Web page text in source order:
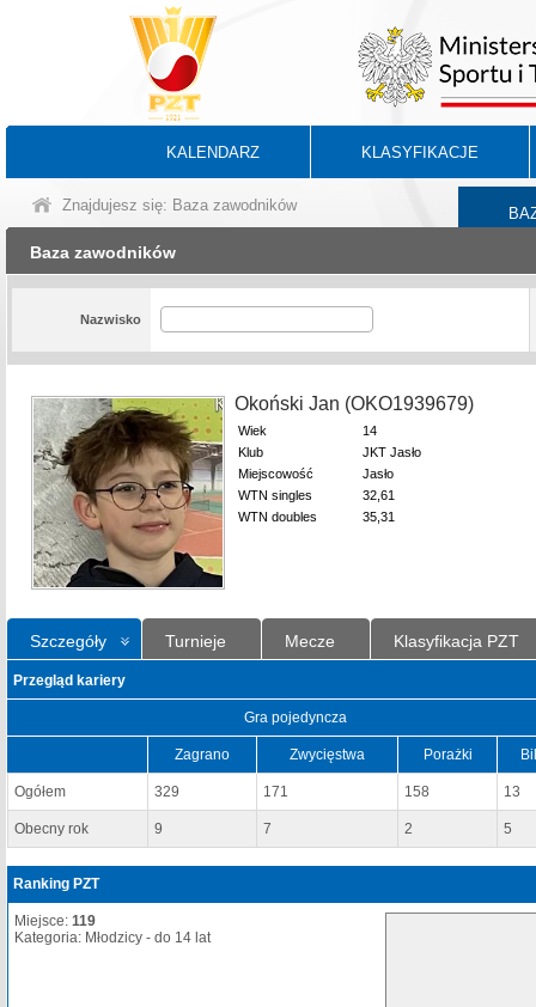
KALENDARZ KLASYFIKACJE
Znajdujesz się: Baza zawodników
Baza zawodników
Nazwisko
Okoński Jan (OKO1939679)
Wiek
14
Klub
JKT Jasło
Miejscowość
Jasło
WTN singles
32,61
WTN doubles
35,31
Szczegóły Turnieje Mecze Klasyfikacja PZT
Przegląd kariery
Gra pojedyncza
Zagrano Zwycięstwa Porażki
Ogółem 329 171 158 13
Obecny rok 9 7 2 5
Ranking PZT
Miejsce: 119
Kategoria: Młodzicy - do 14 lat